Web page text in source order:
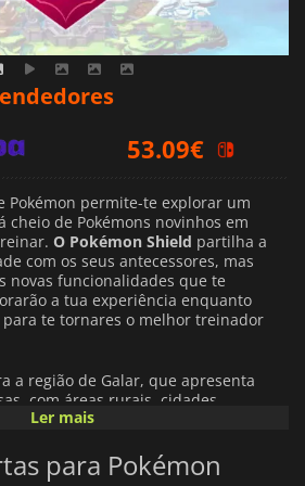
57.49€
54.53€
Pokémon permite-te explorar um
cheio de Pokémons novinhos em
O Pokémon Shield partilha a
com os seus antecessores, mas
novas funcionalidades que te
a tua experiência enquanto
te tornares o melhor treinador
a região de Galar, que apresenta
com áreas rurais, cidades
e montanhas íngremes
a lado para desenvolver a sua
Ler mais
para Pokémon